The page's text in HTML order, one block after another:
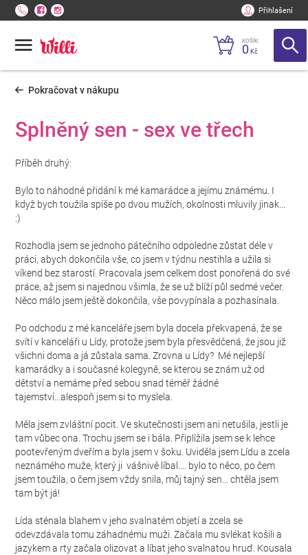
Přihlašení
KOŠÍK:
0 Kč
Pokračovat v nákupu
Splněný sen - sex ve třech
Příběh druhý:
Bylo to náhodné přidání k mé kamarádce a jejímu známému. I
když bych toužila spíše po dvou mužích, okolnosti mluvily jinak...
:)
Rozhodla jsem se jednoho pátečního odpoledne zůstat déle v
práci, abych dokončila vše, co jsem v týdnu nestihla a užila si
víkend bez starostí. Pracovala jsem celkem dost ponořená do své
práce, až jsem si najednou všimla, že se už blíží půl sedmé večer.
Něco málo jsem ještě dokončila, vše povypínala a pozhasínala.
Po odchodu z mé kanceláře jsem byla docela překvapená, že se
svítí v kanceláři u Lídy, protože jsem byla přesvědčená, že jsou již
všichni doma a já zůstala sama. Zrovna u Lídy? Mé nejlepší
kamarádky a i současné kolegyně, se kterou se znám už od
dětství a nemáme před sebou snad téměř žádné
tajemství...alespoň jsem si to myslela.
Měla jsem zvláštní pocit. Ve skutečnosti jsem ani netušila, jestli je
tam vůbec ona. Trochu jsem se i bála. Připlížila jsem se k lehce
pootevřeným dveřím a byla jsem v šoku. Uviděla jsem Lídu a zcela
neznámého muže, který ji vášnivě líbal.... bylo to něco, po čem
jsem toužila, o čem jsem vždy snila, můj tajný sen... chtěla jsem
tam být já!
Lída sténala blahem v jeho svalnatém objetí a zcela se
odevzdávala tomu záhadnému muži. Začala mu svlékat košili a
jazykem a rty začala olizovat a líbat jeho svalnatou hruď. Kousala